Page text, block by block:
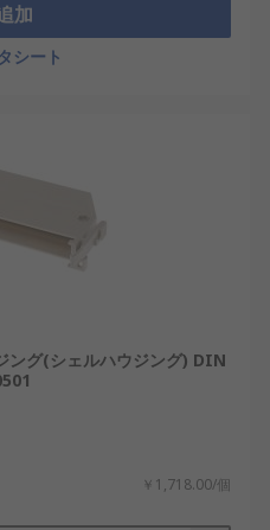
加
シート
ング(シェルハウジング) DIN
￥1,718.00/個